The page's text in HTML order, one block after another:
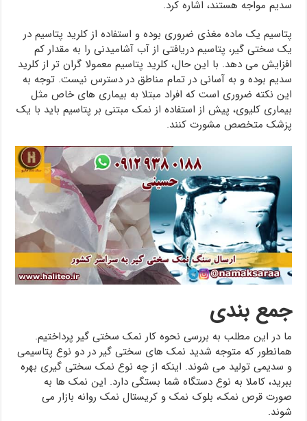
سدیم مواجه هستند، اشاره کرد.
پتاسیم یک ماده مغذی ضروری بوده و استفاده از کلرید پتاسیم در
یک سختی گیر، پتاسیم دریافتی از آب آشامیدنی را به مقدار کم
افزایش می دهد. با این حال، کلرید پتاسیم معمولا گران تر از کلرید
سدیم بوده و به آسانی در تمام مناطق در دسترس نیست. توجه به
این نکته ضروری است که افراد مبتلا به بیماری های خاص مثل
بیماری کلیوی، پیش از استفاده از نمک مبتنی بر پتاسیم باید با یک
پزشک متخصص مشورت کنند.
جمع بندی
ما در این مطلب به بررسی نحوه کار نمک سختی گیر پرداختیم.
همانطور که متوجه شدید نمک های سختی گیر در دو نوع پتاسیمی
و سدیمی تولید می شوند. اینکه از چه نوع نمک سختی گیری بهره
ببرید، کاملا به نوع دستگاه شما بستگی دارد. این نمک ها به
صورت قرص نمک، بلوک نمک و کریستال نمک روانه بازار می
شوند.